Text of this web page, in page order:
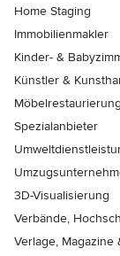
Home Staging
Immobilienmakler
Kinder- &
Künstler &
Möbelrestaurierung
Spezialanbieter
3D-Visualisierung
Verbände,
Verlage, Magazine